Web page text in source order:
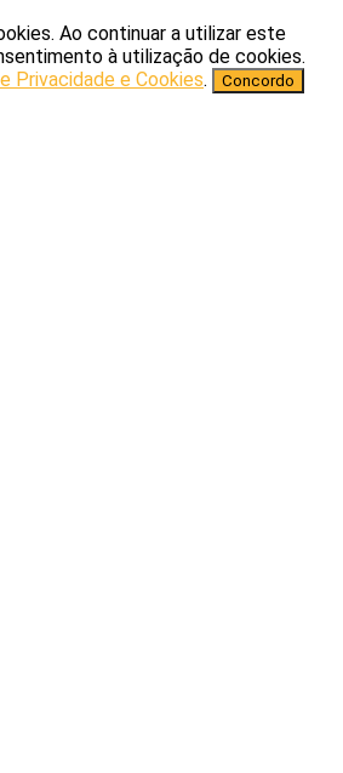
Ao continuar a utilizar este
à utilização de cookies.
Privacidade e Cookies. Concordo